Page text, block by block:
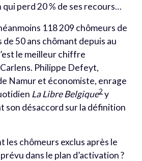
perd 20 % de ses recours…
118 209 chômeurs de
50 ans chômant depuis au
le meilleur chiffre
Philippe Defeyt,
Namur et économiste, enrage
La Libre Belgique2 y
son désaccord sur la définition
les chômeurs exclus après le
dans le plan d’activation ?